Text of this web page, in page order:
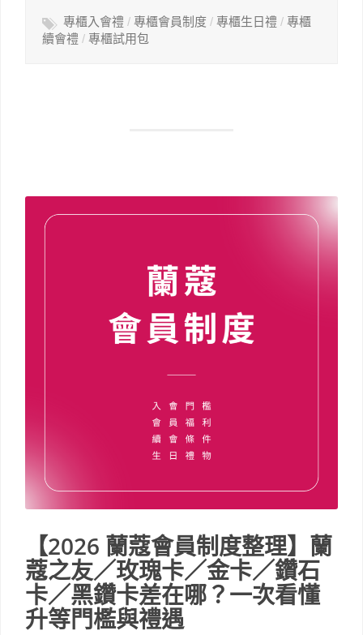
專櫃入會禮 / 專櫃會員制度 / 專櫃生日禮 / 專櫃
續會禮 / 專櫃試用包
【2026 蘭蔻會員制度整理】蘭
蔻之友／玫瑰卡／金卡／鑽石
卡／黑鑽卡差在哪？一次看懂
升等門檻與禮遇